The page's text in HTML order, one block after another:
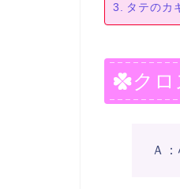
タテのカ
ク
Ａ